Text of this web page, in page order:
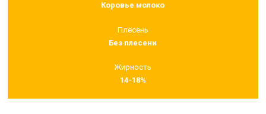
Коровье молоко
Плесень
Без плесени
Жирность
14-18%